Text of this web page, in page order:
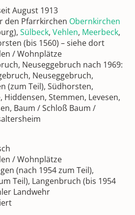
August 1913
den Pfarrkirchen Obernkirchen
Sülbeck, Vehlen, Meerbeck,
(bis 1560) – siehe dort
/ Wohnplätze
Neuseggebruch nach 1969:
Neuseggebruch,
(zum Teil), Südhorsten,
Hiddensen, Stemmen, Levesen,
Baum / Schloß Baum /
/ Wohnplätze
(nach 1954 zum Teil),
Teil), Langenbruch (bis 1954
Landwehr